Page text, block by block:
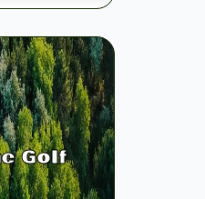
Golf